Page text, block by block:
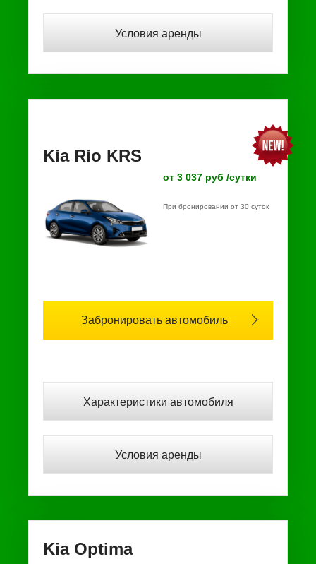
Условия аренды
Kia Rio KRS
от 3 037 руб /сутки
При бронировании от 30 суток
Забронировать автомобиль
Характеристики автомобиля
Условия аренды
Kia Optima